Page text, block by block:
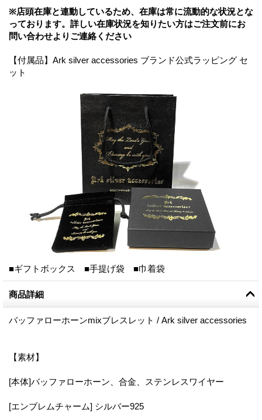
※店頭在庫と連動しているため、在庫は常に流動的な状況とな
っております。詳しい在庫状況を知りたい方はご注文前にお
問い合わせよりご連絡ください
【付属品】Ark silver accessories ブランド公式ラッピング セ
ット
■ギフトボックス ■手提げ袋 ■巾着袋
商品詳細
バッファローホーンmixブレスレット / Ark silver accessories
【素材】
[本体]バッファローホーン、合金、ステンレスワイヤー
[エンブレムチャーム] シルバー925